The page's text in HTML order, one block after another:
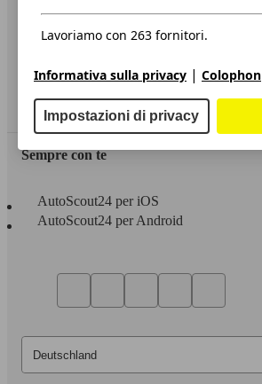
Privacy
Dichiarazione di Accessibilità
Servizi
Area rivenditori
Sempre con te
AutoScout24 per iOS
AutoScout24 per Android
Lavoriamo con 263 fornitori.
Informativa sulla privacy | Colophon
Impostazioni di privacy